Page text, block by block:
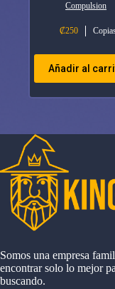
Compulsion
₡250
Añadir al
Somos una empresa
encontrar solo lo mejor
buscando.